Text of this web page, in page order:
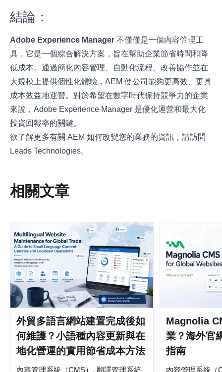
結論：
Adobe Experience Manager 不僅僅是一個內容管理工
具，它是一個綜合解決方案，旨在幫助企業節省時間和降
低成本。通過簡化內容管理、自動化流程、改善協作並在
大規模上提供個性化體驗，AEM 使公司能夠更高效、更具
成本效益地運營。對於希望在數字時代保持競爭力的企業
來說，Adobe Experience Manager 是優化運營和最大化
投資回報率的關鍵。
欲了解更多有關 AEM 如何改變您的業務的資訊，請訪問
Leads Technologies。
相關文章
外貿多語言網站建置完成後如
何維護？小語種內容更新與在
地化營運的實用節省成本方法
內容管理系統（CMS）, 翻譯管理系統
Magnolia
業？海外官
指南
內容管理系統（